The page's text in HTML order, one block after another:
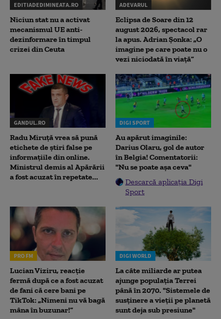
EDITIADEDIMINEATA.RO
Niciun stat nu a activat
mecanismul UE anti-
dezinformare în timpul
crizei din Ceuta
ADEVARUL
Eclipsa de Soare din 12
august 2026, spectacol rar
la apus. Adrian Șonka: „O
imagine pe care poate nu o
vezi niciodată în viață”
GANDUL.RO
Radu Miruţă vrea să pună
etichete de știri false pe
informațiile din online.
Ministrul demis al Apărării
a fost acuzat în repetate...
DIGI SPORT
Au apărut imaginile:
Darius Olaru, gol de autor
în Belgia! Comentatorii:
"Nu se poate așa ceva"
Descarcă aplicația Digi
Sport
PRO FM
Lucian Viziru, reacție
fermă după ce a fost acuzat
de fani că cere bani pe
TikTok: „Nimeni nu vă bagă
mâna în buzunar!”
DIGI WORLD
La câte miliarde ar putea
ajunge populația Terrei
până în 2070. "Sistemele de
susținere a vieții pe planetă
sunt deja sub presiune"